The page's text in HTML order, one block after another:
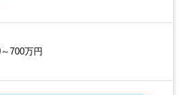
700万円